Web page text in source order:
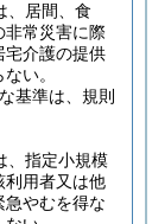
、居間、食
非常災害に際
宅介護の提供
い。
基準は、規則
、指定小規模
利用者又は他
やむを得な